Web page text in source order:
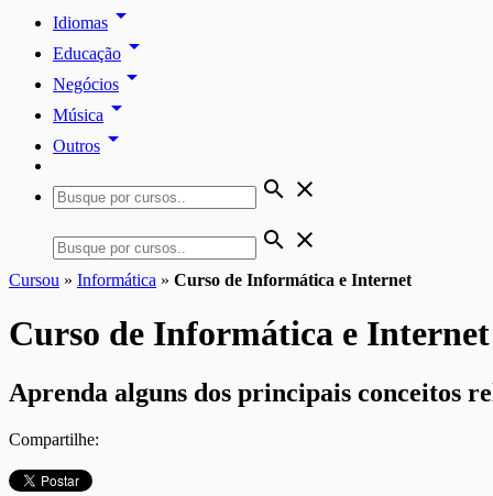
Idiomas arrow_drop_down
Educação arrow_drop_down
Negócios arrow_drop_down
Música arrow_drop_down
Outros arrow_drop_down
search close
search close
Cursou » Informática » Curso de Informática e Internet
Curso de Informática e Internet
Aprenda alguns dos principais conceitos
Compartilhe: